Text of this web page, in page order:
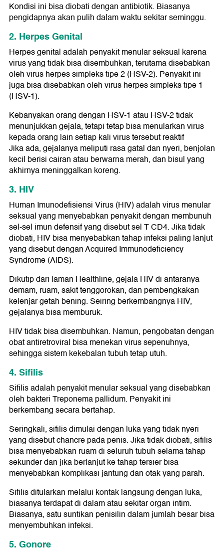
Kondisi ini bisa diobati dengan antibiotik. Biasanya
pengidapnya akan pulih dalam waktu sekitar seminggu.
2. Herpes Genital
Herpes genital adalah penyakit menular seksual karena
virus yang tidak bisa disembuhkan, terutama disebabkan
oleh virus herpes simpleks tipe 2 (HSV-2). Penyakit ini
juga bisa disebabkan oleh virus herpes simpleks tipe 1
(HSV-1).
Kebanyakan orang dengan HSV-1 atau HSV-2 tidak
menunjukkan gejala, tetapi tetap bisa menularkan virus
kepada orang lain setiap kali virus tersebut reaktif
Jika ada, gejalanya meliputi rasa gatal dan nyeri, benjolan
kecil berisi cairan atau berwarna merah, dan bisul yang
akhirnya meninggalkan koreng.
3. HIV
Human Imunodefisiensi Virus (HIV) adalah virus menular
seksual yang menyebabkan penyakit dengan membunuh
sel-sel imun defensif yang disebut sel T CD4. Jika tidak
diobati, HIV bisa menyebabkan tahap infeksi paling lanjut
yang disebut dengan Acquired Immunodeficiency
Syndrome (AIDS).
Dikutip dari laman Healthline, gejala HIV di antaranya
demam, ruam, sakit tenggorokan, dan pembengkakan
kelenjar getah bening. Seiring berkembangnya HIV,
gejalanya bisa memburuk.
HIV tidak bisa disembuhkan. Namun, pengobatan dengan
obat antiretroviral bisa menekan virus sepenuhnya,
sehingga sistem kekebalan tubuh tetap utuh.
4. Sifilis
Sifilis adalah penyakit menular seksual yang disebabkan
oleh bakteri Treponema pallidum. Penyakit ini
berkembang secara bertahap.
Seringkali, sifilis dimulai dengan luka yang tidak nyeri
yang disebut chancre pada penis. Jika tidak diobati, sifilis
bisa menyebabkan ruam di seluruh tubuh selama tahap
sekunder dan jika berlanjut ke tahap tersier bisa
menyebabkan komplikasi jantung dan otak yang parah.
Sifilis ditularkan melalui kontak langsung dengan luka,
biasanya terdapat di dalam atau sekitar organ intim.
Biasanya, satu suntikan penisilin dalam jumlah besar bisa
menyembuhkan infeksi.
5. Gonore